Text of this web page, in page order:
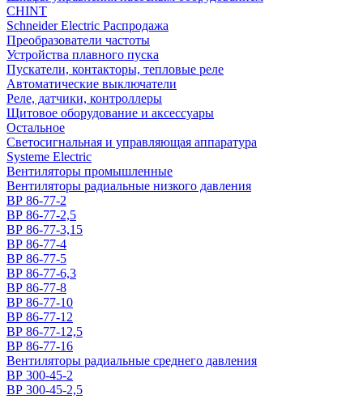
CHINT
Schneider Electric Распродажа
Преобразователи частоты
Устройства плавного пуска
Пускатели, контакторы, тепловые реле
Автоматические выключатели
Реле, датчики, контроллеры
Щитовое оборудование и аксессуары
Остальное
Светосигнальная и управляющая аппаратура
Systeme Electric
Вентиляторы промышленные
Вентиляторы радиальные низкого давления
ВР 86-77-2
ВР 86-77-2,5
ВР 86-77-3,15
ВР 86-77-4
ВР 86-77-5
ВР 86-77-6,3
ВР 86-77-8
ВР 86-77-10
ВР 86-77-12
ВР 86-77-12,5
ВР 86-77-16
Вентиляторы радиальные среднего давления
ВР 300-45-2
ВР 300-45-2,5